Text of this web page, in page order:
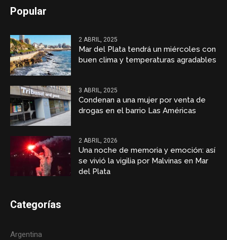
Popular
2 ABRIL, 2025
Mar del Plata tendrá un miércoles con
buen clima y temperaturas agradables
3 ABRIL, 2025
Condenan a una mujer por venta de
drogas en el barrio Las Américas
2 ABRIL, 2026
Una noche de memoria y emoción: así
se vivió la vigilia por Malvinas en Mar
del Plata
Categorías
Argentina